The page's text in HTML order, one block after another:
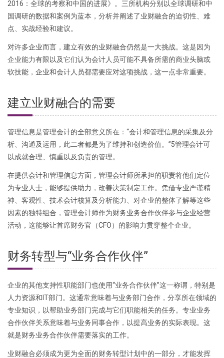
2016：全球的考察和中国的进展》。三所机构分别以全球调研和中
国调研的数据和案例为蓝本，分析并阐述了业财融合的迫切性、难
点、实战经验和建议。
对许多企业而言，建立有效的业财融合仍然是一大挑战。这是因为
企业能力有限以及它们认为会计人员可能不具备所需的商业头脑或
软技能，企业和会计人员都需要应对这项挑战，这一点非常重要。
建立业财融合的需要
管理信息是管理会计的全部意义所在：“会计和管理信息的采集及分
析、沟通及运用，此二者都是为了维持和创造价值。”5管理会计可
以成就合理、慎重以及负责的管理。
在提供会计和管理信息方面，管理会计师所承担的职责将他们定位
为专业人士，能够提供助力，改善决策制定工作。凭借专业严谨精
神、客观性、技术会计核算及分析能力、对企业的整体了解等这些
因素的独特组合，管理会计师作为财务业务合作伙伴参与企业经营
活动，这能够让首席财务官（CFO）的影响力贯穿整个企业。
财务转型与“业务合作伙伴”
企业的其他支持性职能部门也使用“业务合作伙伴”这一称谓，特别是
人力资源和IT部门。这通常意味着与业务部门合作，分享所在领域的
专业知识，以帮助业务部门完成与它们职能相关的任务。专业业务
合作伙伴关系意味着与业务同事合作，以提高业务的实际表现。这
就是财务业务合作伙伴需要落实的工作。
业财融合必须成为更为全面的财务转型计划中的一部分，才能发挥